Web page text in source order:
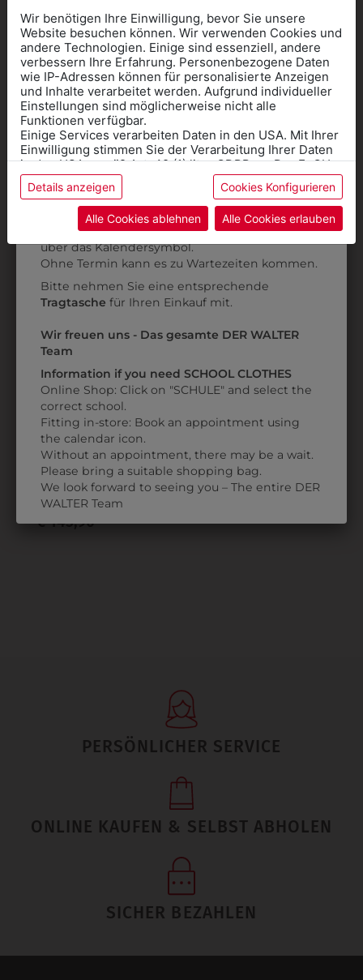
315010111
PANTOFFEL SAN
DUTY
€ 105,90
315010112
PANTOFFEL SAN
DUTY
€ 105,90
ZULETZT ANGESEHEN
35362
SNEAKER
SPOCK
€ 145,90
PERSÖNLICHER SERVICE
ONLINE KAUFEN & SELBST ABHOLEN
SICHER BEZAHLEN
Wir benötigen Ihre Einwilligung, bevor Sie unsere
Website besuchen können. Wir verwenden Cookies und
andere Technologien. Einige sind essenziell, andere
verbessern Ihre Erfahrung. Personenbezogene Daten
wie IP-Adressen können für personalisierte Anzeigen
und Inhalte verarbeitet werden. Aufgrund individueller
Einstellungen sind möglicherweise nicht alle
Funktionen verfügbar.
Einige Services verarbeiten Daten in den USA. Mit Ihrer
Einwilligung stimmen Sie der Verarbeitung Ihrer Daten
in den USA gemäß Art. 49 (1) lit. a GDPR zu. Der EuGH
stuft die USA als Land mit unzureichendem Datenschutz
ein, und es besteht das Risiko, dass US-Behörden
Daten ohne Klagemöglichkeit für Europäer überwachen.
Datenschutzerklärungbzw. im
Details anzeigen Cookies Konfigurieren
Alle Cookies ablehnen Alle Cookies erlauben
Informationen wenn Sie
Kleidung
für die SCHULE
benötigen
Online Shop: Klick auf SCHULE in der
Kategorie und die richtige Schule auswählen.
AnprobeVorort im Geschäft: Termin buchen
über das Kalendersymbol.
Ohne Termin kann es zu Wartezeiten kommen.
Bitte nehmen Sie eine entsprechende
Tragtasche für Ihren Einkauf mit.
Wir freuen uns - Das gesamte DER WALTER
Team
Information if you need SCHOOL CLOTHES
Online Shop: Click on "SCHULE" and select the
correct school.
Fitting in-store: Book an appointment using
the calendar icon.
Without an appointment, there may be a wait.
Please bring a suitable shopping bag.
We look forward to seeing you – The entire DER
WALTER Team